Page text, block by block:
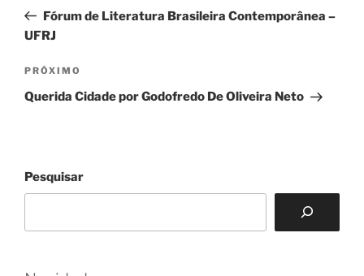
Post
anterior
Fórum de Literatura Brasileira Contemporânea –
UFRJ
Próximo
post
PRÓXIMO
Querida Cidade por Godofredo De Oliveira Neto
Pesquisar